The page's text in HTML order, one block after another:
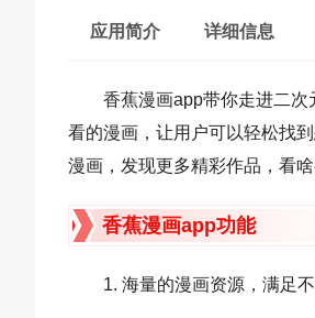
应用简介 详细信息
香蕉漫画app带你走进二
看的漫画，让用户可以轻松找
漫画，发现更多精彩作品，看啥
香蕉漫画app功能
1. 海量的漫画资源，满足